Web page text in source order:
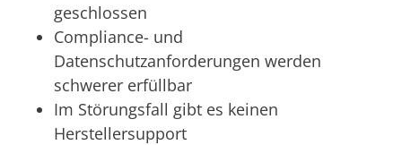
geschlossen
Compliance- und
Datenschutzanforderungen werden
schwerer erfüllbar
Im Störungsfall gibt es keinen
Herstellersupport